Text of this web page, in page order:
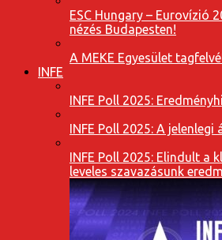
ESC Hungary – Eurovízió
nézés Budapesten!
A MEKE Egyesület
INFE
INFE Poll 2025:
INFE Poll 2025: A jelenlegi
INFE Poll 2025: Elindult a
leveles szavazásunk